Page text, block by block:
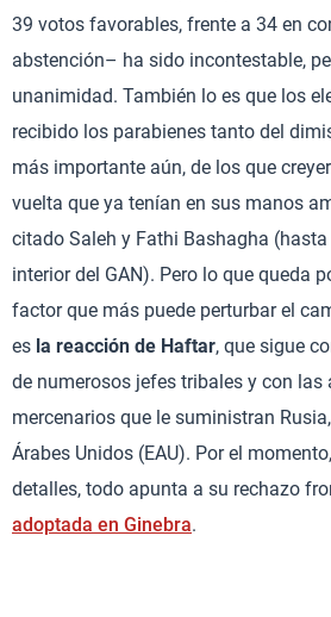
39 votos favorables, frente a 34 en
abstención– ha sido incontestable,
unanimidad. También lo es que los
recibido los parabienes tanto del
más importante aún, de los que
vuelta que ya tenían en sus manos
citado Saleh y Fathi Bashagha
interior del GAN). Pero lo que queda
factor que más puede perturbar el
es la reacción de Haftar, que sigue
de numerosos jefes tribales y con las
mercenarios que le suministran
Árabes Unidos (EAU). Por el
detalles, todo apunta a su rechazo
adoptada en Ginebra.